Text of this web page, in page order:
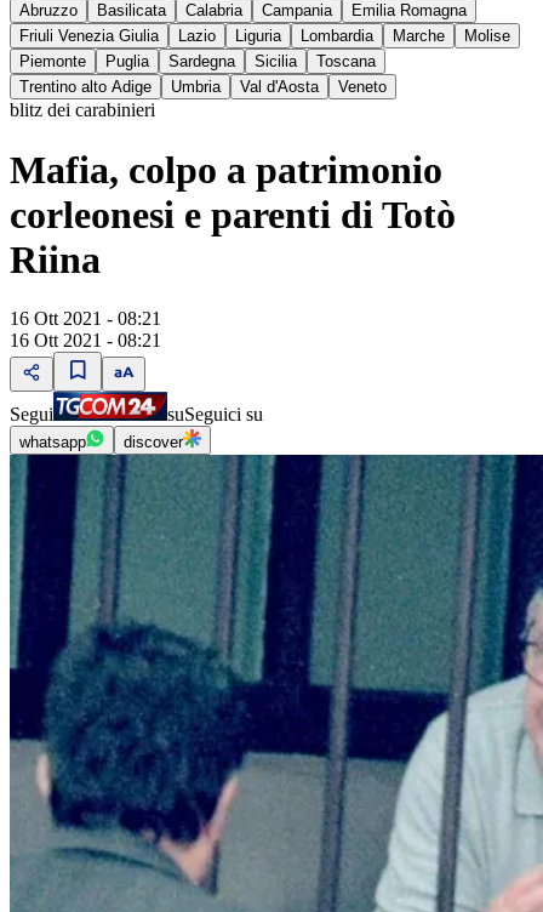
Abruzzo Basilicata Calabria Campania
Emilia Romagna
Friuli Venezia Giulia
Lazio Liguria Lombardia Marche
Molise
Piemonte
Puglia Sardegna Sicilia
Toscana
Trentino alto Adige
Umbria Val d'Aosta Veneto
blitz dei carabinieri
Mafia, colpo a patrimonio
corleonesi e parenti di Totò
Riina
16 Ott 2021 - 08:21
16 Ott 2021 - 08:21
Segui suSeguici su
whatsapp discover